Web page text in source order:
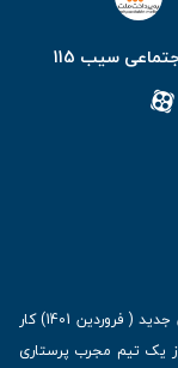
سیب 115
فروشگاه اینترنتی سیب 115 در اولین روزهای شروع قرن جدید ( فروردین 1401) کار
که گروه سیب 115 قسمتی از یک تیم مجرب پرستاری